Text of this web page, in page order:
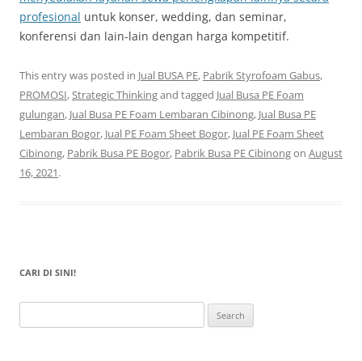
profesional untuk konser, wedding, dan seminar,
konferensi dan lain-lain dengan harga kompetitif.
This entry was posted in Jual BUSA PE, Pabrik Styrofoam Gabus,
PROMOSI, Strategic Thinkingand tagged Jual Busa PE Foam
gulungan, Jual Busa PE Foam Lembaran Cibinong, Jual Busa PE
Lembaran Bogor, Jual PE Foam Sheet Bogor, Jual PE Foam Sheet
Cibinong, Pabrik Busa PE Bogor, Pabrik Busa PE Cibinongon August
16, 2021.
CARI DI SINI!
for: